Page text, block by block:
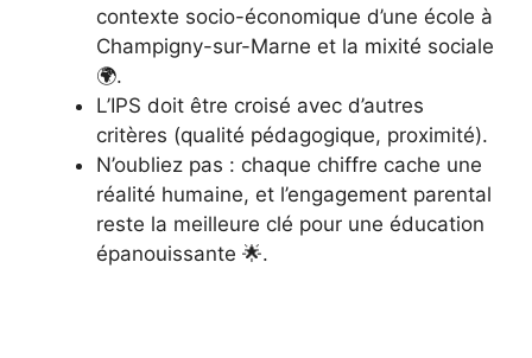
contexte socio-économique d’une école à
Champigny-sur-Marne et la mixité sociale
🌍.
L’IPS doit être croisé avec d’autres
critères (qualité pédagogique, proximité).
N’oubliez pas : chaque chiffre cache une
réalité humaine, et l’engagement parental
reste la meilleure clé pour une éducation
épanouissante 🌟.